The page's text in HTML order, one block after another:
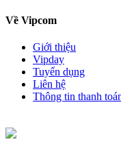
Về Vipcom
Giới thiệu
Vipday
Tuyển dụng
Liên hệ
Thông tin thanh